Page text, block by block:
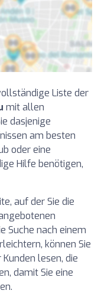
Liste der
mit allen
dasjenige
am besten
oder eine
Hilfe benötigen,
auf der Sie die
Suche nach einem
können Sie
lesen, die
damit Sie eine